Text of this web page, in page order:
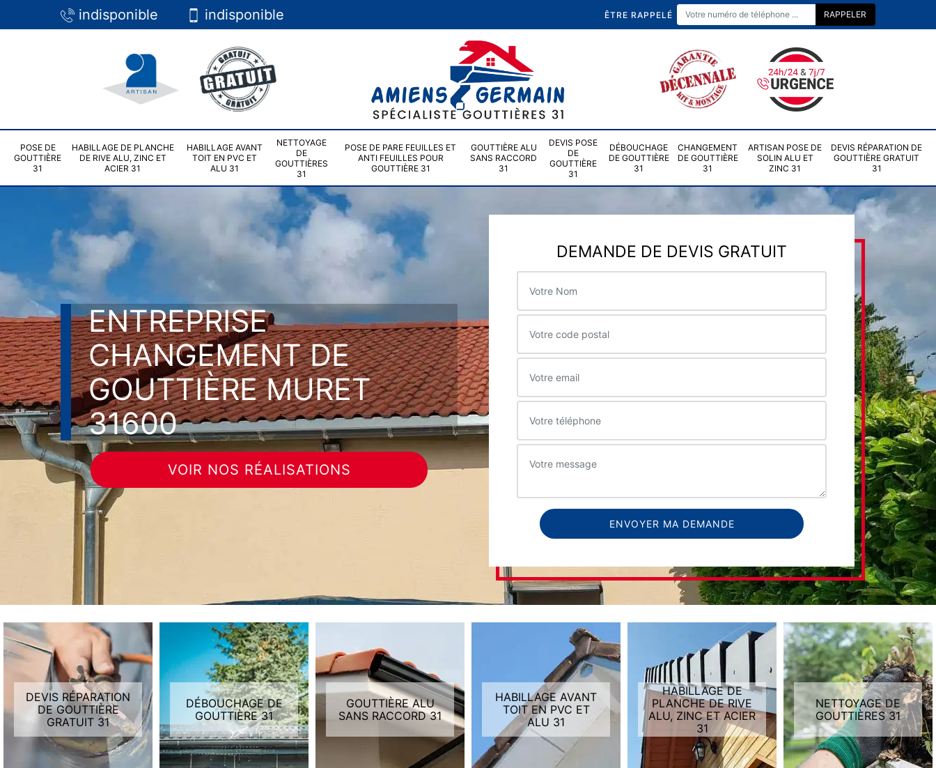
indisponible indisponible ÊTRE RAPPELÉ
POSE DE
GOUTTIÈRE
31
HABILLAGE DE PLANCHE
DE RIVE ALU, ZINC ET
ACIER 31
HABILLAGE AVANT
TOIT EN PVC ET
ALU 31
NETTOYAGE
DE
GOUTTIÈRES
31
POSE DE PARE FEUILLES ET
ANTI FEUILLES POUR
GOUTTIÈRE 31
GOUTTIÈRE ALU
SANS RACCORD
31
DEVIS POSE
DE
GOUTTIÈRE
31
DÉBOUCHAGE
DE GOUTTIÈRE
31
CHANGEMENT
DE GOUTTIÈRE
31
ARTISAN POSE DE
SOLIN ALU ET
ZINC 31
DEVIS RÉPARATION DE
GOUTTIÈRE GRATUIT
31
ENTREPRISE
CHANGEMENT DE
GOUTTIÈRE MURET
31600
VOIR NOS RÉALISATIONS
DEMANDE DE DEVIS GRATUIT
DEVIS RÉPARATION
DE GOUTTIÈRE
GRATUIT 31
DÉBOUCHAGE DE
GOUTTIÈRE 31
GOUTTIÈRE ALU
SANS RACCORD 31
HABILLAGE AVANT
TOIT EN PVC ET
ALU 31
HABILLAGE DE
PLANCHE DE RIVE
ALU, ZINC ET ACIER
31
NETTOYAGE DE
GOUTTIÈRES 31